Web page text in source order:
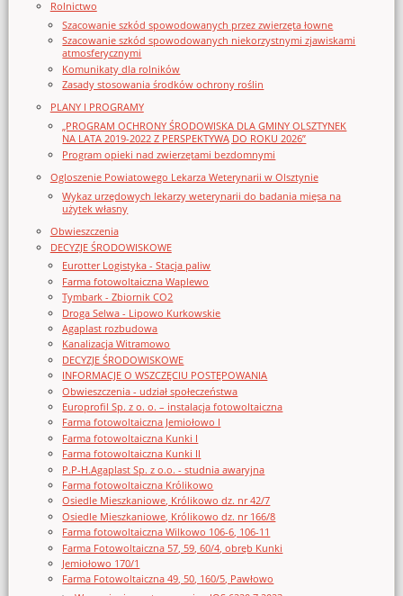
Rolnictwo
Szacowanie szkód spowodowanych przez zwierzęta łowne
Szacowanie szkód spowodowanych niekorzystnymi zjawiskami
atmosferycznymi
Komunikaty dla rolników
Zasady stosowania środków ochrony roślin
PLANY I PROGRAMY
„PROGRAM OCHRONY ŚRODOWISKA DLA GMINY OLSZTYNEK
NA LATA 2019-2022 Z PERSPEKTYWĄ DO ROKU 2026”
Program opieki nad zwierzętami bezdomnymi
Ogloszenie Powiatowego Lekarza Weterynarii w Olsztynie
Wykaz urzędowych lekarzy weterynarii do badania mięsa na
użytek własny
Obwieszczenia
DECYZJE ŚRODOWISKOWE
Eurotter Logistyka - Stacja paliw
Farma fotowoltaiczna Waplewo
Tymbark - Zbiornik CO2
Droga Selwa - Lipowo Kurkowskie
Agaplast rozbudowa
Kanalizacja Witramowo
DECYZJE ŚRODOWISKOWE
INFORMACJE O WSZCZĘCIU POSTĘPOWANIA
Obwieszczenia - udział społeczeństwa
Europrofil Sp. z o. o. – instalacja fotowoltaiczna
Farma fotowoltaiczna Jemiołowo I
Farma fotowoltaiczna Kunki I
Farma fotowoltaiczna Kunki II
P.P-H.Agaplast Sp. z o.o. - studnia awaryjna
Farma fotowoltaiczna Królikowo
Osiedle Mieszkaniowe, Królikowo dz. nr 42/7
Osiedle Mieszkaniowe, Królikowo dz. nr 166/8
Farma fotowoltaiczna Wilkowo 106-6, 106-11
Farma Fotowoltaiczna 57, 59, 60/4, obręb Kunki
Jemiołowo 170/1
Farma Fotowoltaiczna 49, 50, 160/5, Pawłowo